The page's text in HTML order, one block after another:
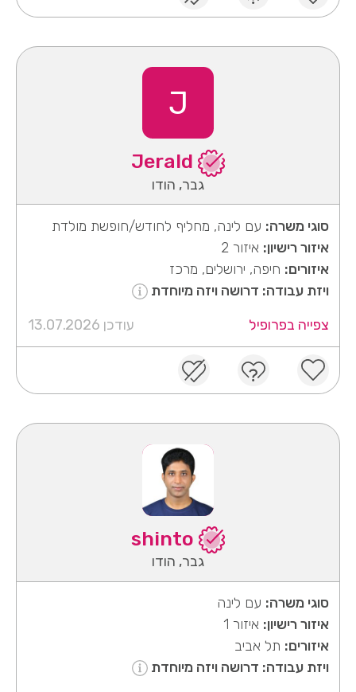
J
גבר, הודו
סוגי משרה: עם לינה, מחליף לחודש/חופשת מולדת
איזור רישיון: איזור 2
איזורים: חיפה, ירושלים, מרכז
ויזת עבודה: דרושה ויזה מיוחדת
צפייה בפרופיל
עודכן 13.07.2026
גבר, הודו
סוגי משרה: עם לינה
איזור רישיון: איזור 1
איזורים: תל אביב
ויזת עבודה: דרושה ויזה מיוחדת